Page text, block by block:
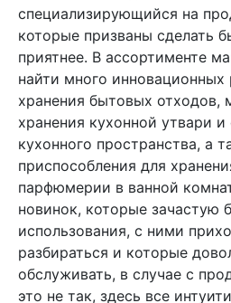
специализирующийся на
которые призваны сделать
приятнее. В ассортименте
найти много
хранения бытовых отходов,
хранения кухонной утвари и
кухонного пространства, а
приспособления для
парфюмерии в ванной
новинок, которые зачастую
использования, с ними
разбираться и которые
обслуживать, в случае с
это не так, здесь все